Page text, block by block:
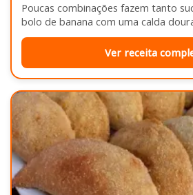
Poucas combinações fazem tanto
bolo de banana com uma calda
Enquanto assa, aquele cheirinho…
Ver receita